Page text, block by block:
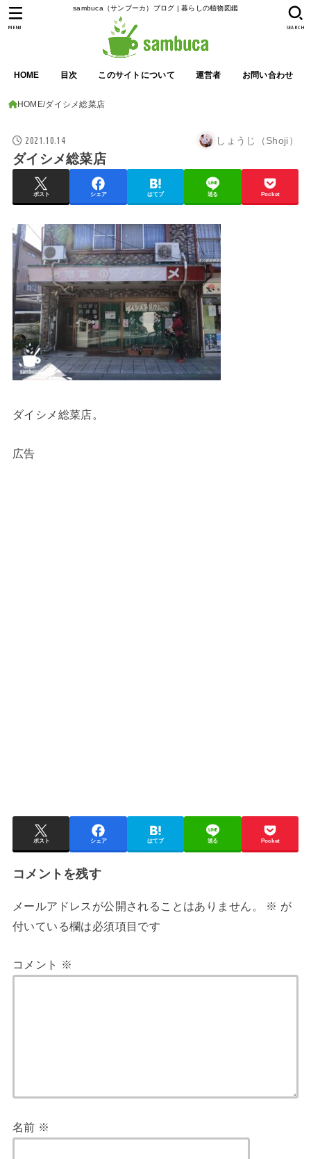
sambuca（サンブーカ）ブログ | 暮らしの植物図鑑
HOME 目次 このサイトについて 運営者 お問い合わせ
SEARCH
MENU
HOME ダイシメ総菜店
2021.10.14 しょうじ（Shoji）
ダイシメ総菜店
ポスト シェア はてブ 送る Pocket
ダイシメ総菜店。
広告
ポスト シェア はてブ 送る Pocket
コメントを残す
メールアドレスが公開されることはありません。 ※ が
付いている欄は必須項目です
コメント ※
名前 ※